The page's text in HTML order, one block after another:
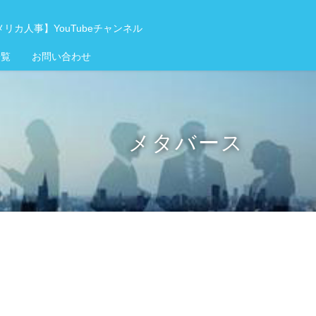
リカ人事】YouTubeチャンネル
お問い合わせ
メタバース